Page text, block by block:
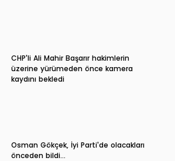
CHP'li Ali Mahir Başarır hakimlerin
üzerine yürümeden önce kamera
kaydını bekledi
Osman Gökçek, İyi Parti'de olacakları
önceden bildi...